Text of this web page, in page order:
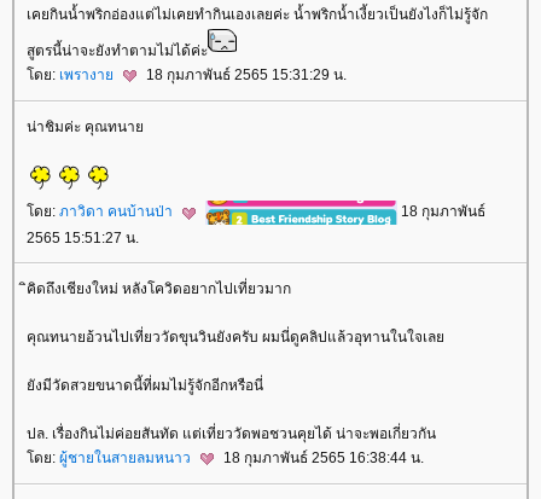
เคยกินน้ำพริกอ่องแต่ไม่เคยทำกินเองเลยค่ะ น้ำพริกน้ำเงี้ยวเป็นยังไงก็ไม่รู้จัก
สูตรนี้น่าจะยังทำตามไม่ได้ค่ะ
ดย: เพรางา 18 กุมภาพันธ์ 2565 15:31:29 น.
น่าชิมค่ะ คุณทนา
ดย: ภาวิดา คนบ้านป่า
18 กุมภาพันธ์
2565 15:51:27 น.
ิคิดถึงเชียงใหม่ หลังโควิดอยากไปเที่ยวมาก
คุณทนายอ้วนไปเที่ยววัดขุนวินยังครับ ผมนี่ดูคลิปแล้วอุทานในใจเล
ังมีวัดสวยขนาดนี้ที่ผมไม่รู้จักอีกหรือนี่
ปล. เรื่องกินไม่ค่อยสันทัด แต่เที่ยววัดพอชวนคุยได้ น่าจะพอเกี่ยวกัน
ดย: ผู้ชายในสายลมหนาว 18 กุมภาพันธ์ 2565 16:38:44 น.